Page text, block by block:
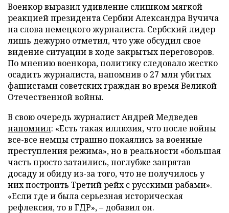
Военкор выразил удивление слишком мягкой
реакцией президента Сербии Александра Вучича
на слова немецкого журналиста. Сербский лидер
лишь дежурно отметил, что уже обсудил свое
видение ситуации в ходе закрытых переговоров.
По мнению военкора, политику следовало жестко
осадить журналиста, напомнив о 27 млн убитых
фашистами советских граждан во время Великой
Отечественной войны.
В свою очередь журналист Андрей Медведев
напомнил: «Есть такая иллюзия, что после войны
все-все немцы страшно покаялись за военные
преступления режима», но в реальности «большая
часть просто затаились, поглубже запрятав
досаду и обиду из-за того, что не получилось у
них построить Третий рейх с русскими рабами».
«Если где и была серьезная историческая
рефлексия, то в ГДР», – добавил он.